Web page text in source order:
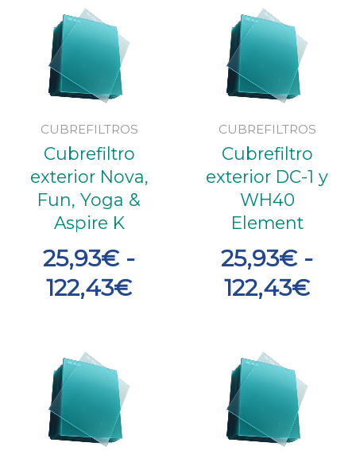
CUBREFILTROS
Cubrefiltro
exterior Nova,
Fun, Yoga &
Aspire K
25,93€ -
122,43€
25,93€
hasta
122,43€
CUBREFILTROS
Cubrefiltro
exterior DC-1 y
WH40
Element
25,93€ -
122,43€